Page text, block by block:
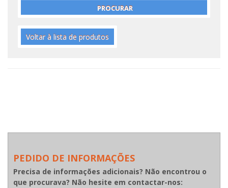
Voltar à lista de produtos
PEDIDO DE INFORMAÇÕES
Precisa de informações adicionais? Não encontrou o
que procurava? Não hesite em contactar-nos: